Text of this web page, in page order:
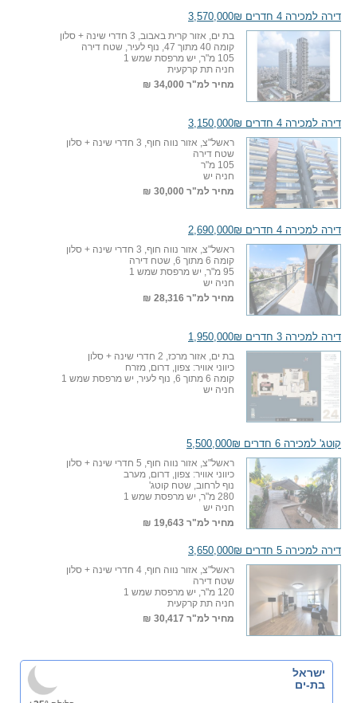
דירה למכירה 4 חדרים 3,570,000₪
בת ים, אזור קרית באבוב, 3 חדרי שינה + סלון
קומה 40 מתוך 47, נוף לעיר, שטח דירה
105 מ"ר, יש מרפסת שמש 1
חניה תת קרקעית
מחיר למ"ר 34,000 ₪
דירה למכירה 4 חדרים 3,150,000₪
ראשל"צ, אזור נווה חוף, 3 חדרי שינה + סלון
שטח דירה
105 מ"ר
חניה יש
מחיר למ"ר 30,000 ₪
דירה למכירה 4 חדרים 2,690,000₪
ראשל"צ, אזור נווה חוף, 3 חדרי שינה + סלון
קומה 6 מתוך 6, שטח דירה
95 מ"ר, יש מרפסת שמש 1
חניה יש
מחיר למ"ר 28,316 ₪
דירה למכירה 3 חדרים 1,950,000₪
בת ים, אזור מרכז, 2 חדרי שינה + סלון
כיווני אוויר: צפון, דרום, מזרח
קומה 6 מתוך 6, נוף לעיר, יש מרפסת שמש 1
חניה יש
קוטג' למכירה 6 חדרים 5,500,000₪
ראשל"צ, אזור נווה חוף, 5 חדרי שינה + סלון
כיווני אוויר: צפון, דרום, מערב
נוף לרחוב, שטח קוטג'
280 מ"ר, יש מרפסת שמש 1
חניה יש
מחיר למ"ר 19,643 ₪
דירה למכירה 5 חדרים 3,650,000₪
ראשל"צ, אזור נווה חוף, 4 חדרי שינה + סלון
שטח דירה
120 מ"ר, יש מרפסת שמש 1
חניה תת קרקעית
מחיר למ"ר 30,417 ₪
ישראל
בת-ים